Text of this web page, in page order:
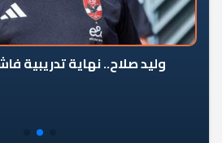
وليد صلاح.. نهاية تدريبية